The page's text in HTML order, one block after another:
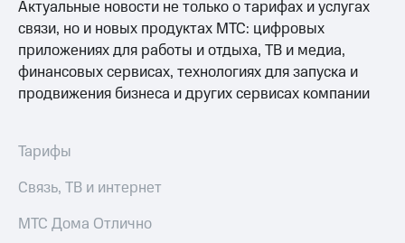
Скидка 30%
на связь
С картой
МТС
Деньги
деньги
и получайте
доход 15%
Платежи
с карты
МТС Деньги
Обзоры
товаров
при
со связью
Актуальные новости не только о тарифах и услугах
связи, но и новых продуктах МТС: цифровых
приложениях для работы и отдыха, ТВ и медиа,
финансовых сервисах, технологиях для запуска и
продвижения бизнеса и других сервисах компании
Тарифы
Связь, ТВ и интернет
МТС Дома Отлично